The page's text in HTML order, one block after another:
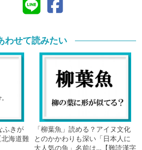
わせて読みたい
ふきが
海道難
「柳葉魚」読める？アイヌ文化
とのかかわりも深い「日本人に
大人気の魚」名前は…【難読漢字